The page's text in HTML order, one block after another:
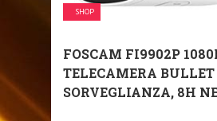
SHOP
FOSCAM FI9902P
TELECAMERA
SORVEGLIANZA, 8H